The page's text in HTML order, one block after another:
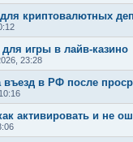
криптовалютных
игры в лайв-казино
23:28
въезд в РФ после
активировать и не